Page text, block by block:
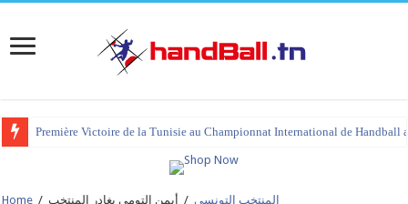
Première Victoire de la Tunisie au Championnat International de Handball
Home / المنتخب التونسي / أيمن التومي يغادر المنتخب